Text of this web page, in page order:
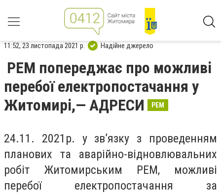
11:52, 23 листопада 2021 р. Надійне джерело
РЕМ попереджає про можливі
перебої електропостачання у
Житомирі,— АДРЕСИ
РЕМ
24.11. 2021р. у зв’язку з проведенням
планових та аварійно-відновлювальних
робіт Житомирським РЕМ, можливі
перебої електропостачання за